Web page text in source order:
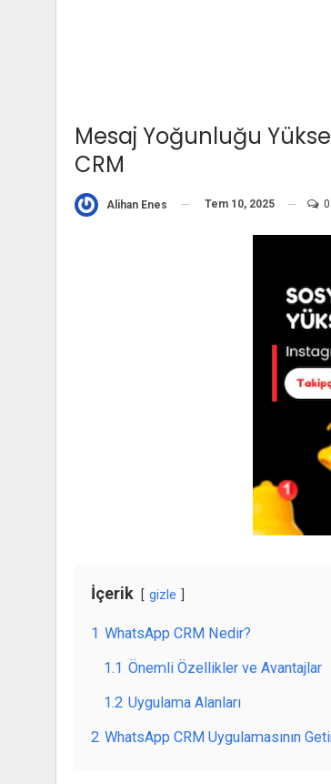
Mesaj Yoğunluğu
CRM
Alihan Enes Tem 10, 2025 0
İçerik gizle
1 WhatsApp CRM Nedir?
1.1 Önemli Özellikler ve Avantajlar
1.2 Uygulama Alanları
2 WhatsApp CRM Uygulamasının